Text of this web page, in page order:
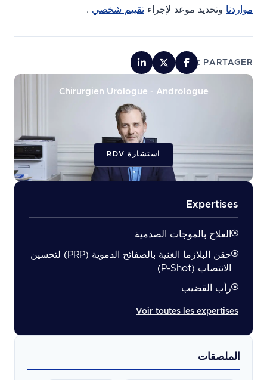
مواردنا وتحديد موعد لإجراء تقييم شخصي .
PARTAGER :
Chirurgien Urologue - Andrologue
استشارة RDV
Expertises
العلاج بالموجات الصدمية
حقن البلازما الغنية بالصفائح الدموية (PRP) لتحسين
الانتصاب (P-Shot)
رأب القضيب
Voir toutes les expertises
الملصقات